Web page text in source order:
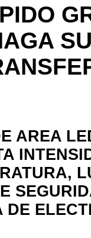
AREA
DE